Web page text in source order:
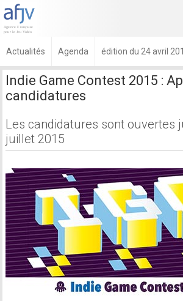
Actualités Agenda édition du 24 avril
Indie Game Contest 2015 :
candidatures
Les candidatures sont ouvertes
juillet 2015